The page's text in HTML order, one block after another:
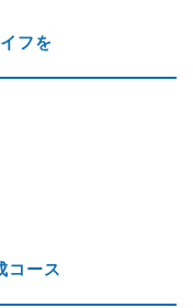
フを
コース